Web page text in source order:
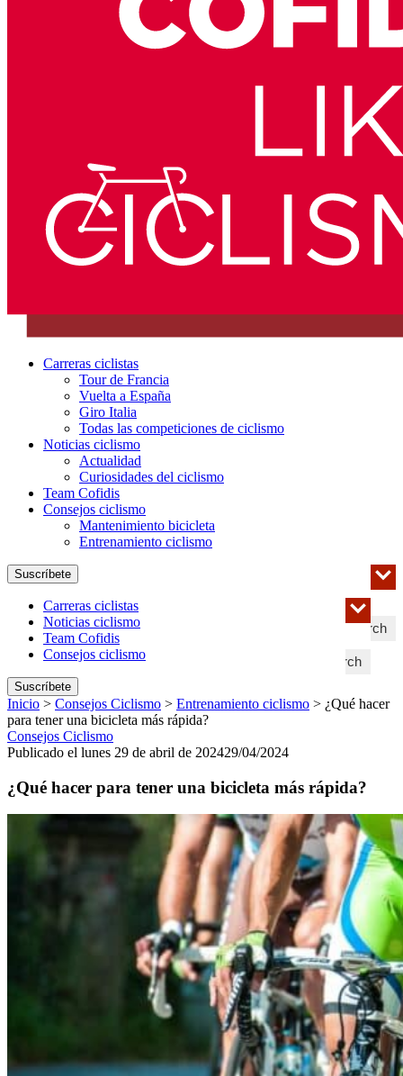
Carreras ciclistas
Tour de Francia
Vuelta a España
Giro Italia
Todas las competiciones de ciclismo
Noticias ciclismo
Actualidad
Curiosidades del ciclismo
Team Cofidis
Consejos ciclismo
Mantenimiento bicicleta
Entrenamiento ciclismo
Search
Suscríbete
Search
Carreras ciclistas
Noticias ciclismo
Team Cofidis
Consejos ciclismo
Suscríbete
Inicio > Consejos Ciclismo > Entrenamiento ciclismo > ¿Qué hacer
para tener una bicicleta más rápida?
Consejos Ciclismo
Publicado el lunes 29 de abril de 202429/04/2024
¿Qué hacer para tener una bicicleta más rápida?